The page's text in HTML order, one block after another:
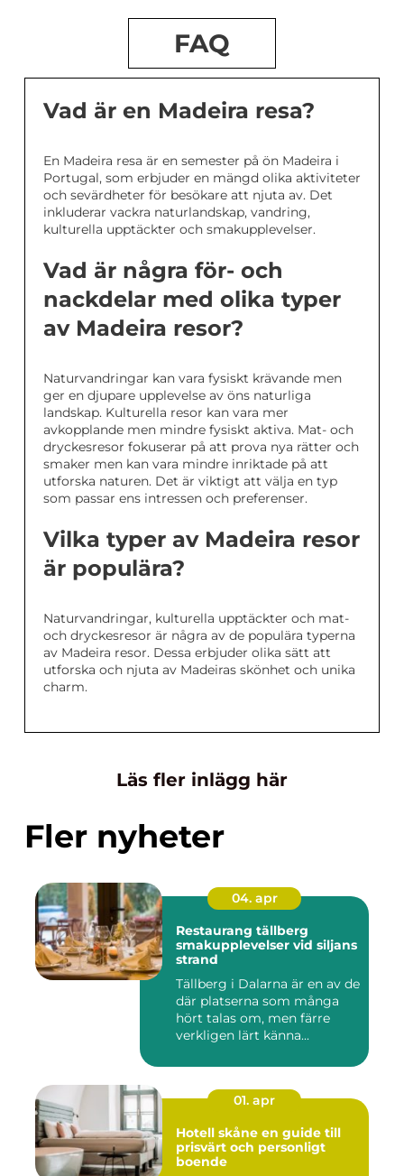
FAQ
Vad är en Madeira resa?
En Madeira resa är en semester på ön Madeira i
Portugal, som erbjuder en mängd olika aktiviteter
och sevärdheter för besökare att njuta av. Det
inkluderar vackra naturlandskap, vandring,
kulturella upptäckter och smakupplevelser.
Vad är några för- och
nackdelar med olika typer
av Madeira resor?
Naturvandringar kan vara fysiskt krävande men
ger en djupare upplevelse av öns naturliga
landskap. Kulturella resor kan vara mer
avkopplande men mindre fysiskt aktiva. Mat- och
dryckesresor fokuserar på att prova nya rätter och
smaker men kan vara mindre inriktade på att
utforska naturen. Det är viktigt att välja en typ
som passar ens intressen och preferenser.
Vilka typer av Madeira resor
är populära?
Naturvandringar, kulturella upptäckter och mat-
och dryckesresor är några av de populära typerna
av Madeira resor. Dessa erbjuder olika sätt att
utforska och njuta av Madeiras skönhet och unika
charm.
Läs fler inlägg här
Fler nyheter
04. apr
Restaurang tällberg
smakupplevelser vid siljans
strand
Tällberg i Dalarna är en av de
där platserna som många
hört talas om, men färre
verkligen lärt känna...
01. apr
Hotell skåne en guide till
prisvärt och personligt
boende